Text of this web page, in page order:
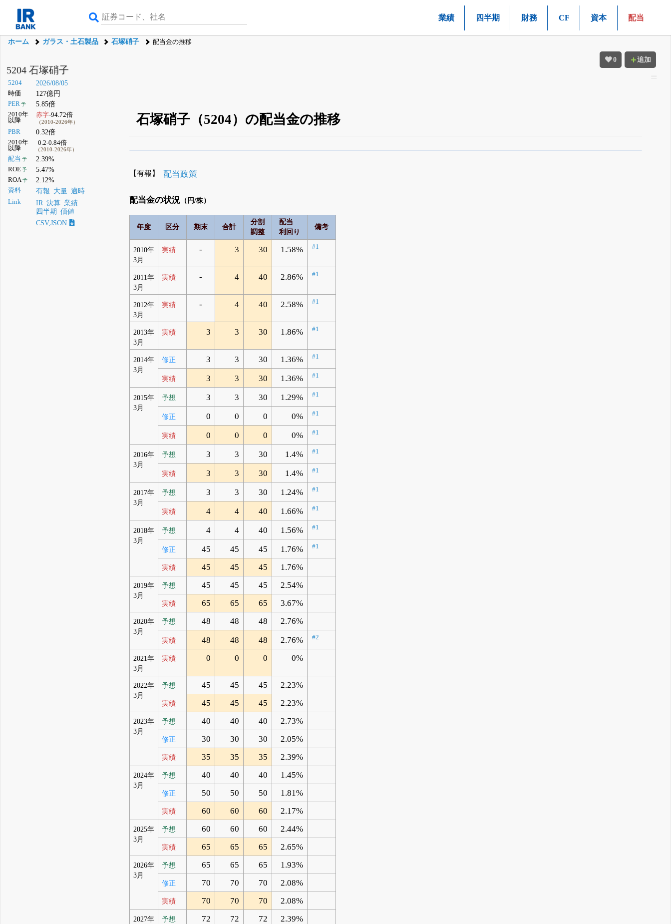
業績 四半期 財務 CF 資本 配当
ホーム ガラス・土石製品 石塚硝子 配当金の推移
0 追加
5204 石塚硝子
5204 2026/08/05
時価 127億円
PER予 5.85倍
2010年
以降
赤字-94.72倍
（2010-2026年）
PBR 0.32倍
2010年
以降
0.2-0.84倍
（2010-2026年）
配当 予 2.39%
ROE予 5.47%
ROA 予 2.12%
資料 有報 大量 適時
Link IR 決算 業績
四半期 価値
CSV,JSON
石塚硝子（5204）の配当金の推移
【有報】 配当政策
配当金の状況 （円/株）
年度 区分 期末 合計
分割
調整
配当
利回り
備考
2010年
3月
実績 - 3 30 1.58% #1
2011年
3月
実績 - 4 40 2.86% #1
2012年
3月
実績 - 4 40 2.58% #1
2013年
3月
実績 3 3 30 1.86% #1
2014年
3月
修正 3 3 30 1.36% #1
実績 3 3 30 1.36% #1
2015年
3月
予想 3 3 30 1.29% #1
修正 0 0 0 0% #1
実績 0 0 0 0% #1
2016年
3月
予想 3 3 30 1.4% #1
実績 3 3 30 1.4% #1
2017年
3月
予想 3 3 30 1.24% #1
実績 4 4 40 1.66% #1
2018年
3月
予想 4 4 40 1.56% #1
修正 45 45 45 1.76% #1
実績 45 45 45 1.76%
2019年
3月
予想 45 45 45 2.54%
実績 65 65 65 3.67%
2020年
3月
予想 48 48 48 2.76%
実績 48 48 48 2.76% #2
2021年
3月
実績 0 0 0 0%
2022年
3月
予想 45 45 45 2.23%
実績 45 45 45 2.23%
2023年
3月
予想 40 40 40 2.73%
修正 30 30 30 2.05%
実績 35 35 35 2.39%
2024年
3月
予想 40 40 40 1.45%
修正 50 50 50 1.81%
実績 60 60 60 2.17%
2025年
3月
予想 60 60 60 2.44%
実績 65 65 65 2.65%
2026年
3月
予想 65 65 65 1.93%
修正 70 70 70 2.08%
実績 70 70 70 2.08%
2027年
予想 72 72 72 2.39%